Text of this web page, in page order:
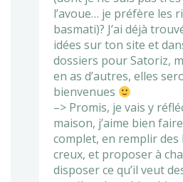
l’avoue… je préfère les
basmati)? J’ai déjà
idées sur ton site et
dossiers pour Satoriz,
en as d’autres, elles
bienvenues
–> Promis, je vais y
maison, j’aime bien
complet, en remplir des
creux, et proposer à
disposer ce qu’il veut